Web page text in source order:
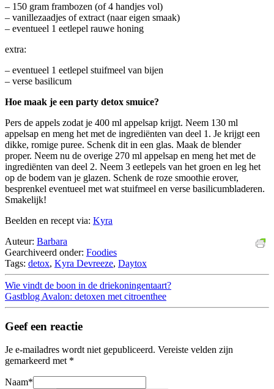
– 150 gram frambozen (of 4 handjes vol)
– vanillezaadjes of extract (naar eigen smaak)
– eventueel 1 eetlepel rauwe honing
extra:
– eventueel 1 eetlepel stuifmeel van bijen
– verse basilicum
Hoe maak je een party detox smuice?
Pers de appels zodat je 400 ml appelsap krijgt. Neem 130 ml
appelsap en meng het met de ingrediënten van deel 1. Je krijgt een
dikke, romige puree. Schenk dit in een glas. Maak de blender
proper. Neem nu de overige 270 ml appelsap en meng het met de
ingrediënten van deel 2. Neem 3 eetlepels van het groen en leg het
op de bodem van je glazen. Schenk de roze smoothie erover,
besprenkel eventueel met wat stuifmeel en verse basilicumbladeren.
Smakelijk!
Beelden en recept via: Kyra
Auteur: Barbara
Gearchiveerd onder: Foodies
Tags: detox, Kyra Devreeze, Daytox
Wie vindt de boon in de driekoningentaart?
Gastblog Avalon: detoxen met citroenthee
Geef een reactie
Je e-mailadres wordt niet gepubliceerd. Vereiste velden zijn
gemarkeerd met *
Naam*